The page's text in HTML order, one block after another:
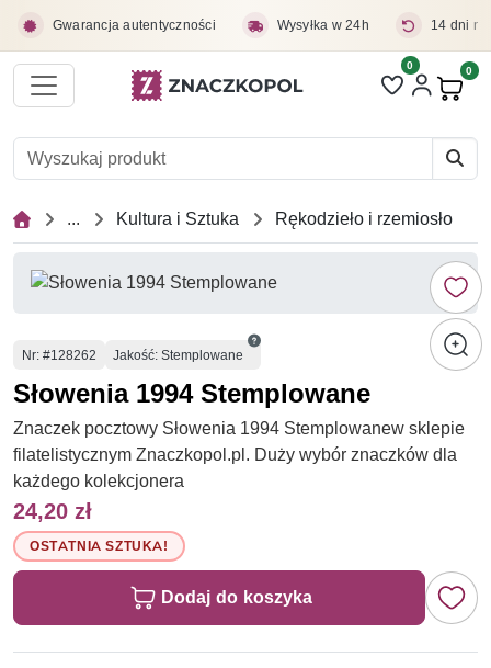
Gwarancja autentyczności Wysyłka w 24h 14 dni
Liczba pozycji
0 0
... Kultura i Sztuka Rękodzieło i rzemiosło
Numer
Nr: #128262 Jakość: Stemplowane
Słowenia 1994 Stemplowane
Znaczek pocztowy Słowenia 1994 Stemplowanew sklepie
filatelistycznym Znaczkopol.pl. Duży wybór znaczków dla
każdego kolekcjonera
24,20 zł
OSTATNIA SZTUKA!
Dodaj do koszyka